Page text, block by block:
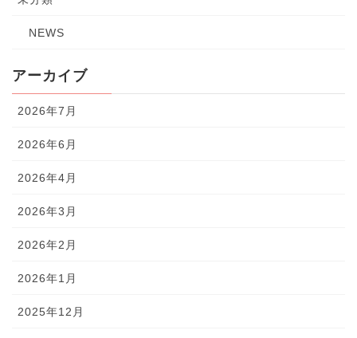
NEWS
アーカイブ
2026年7月
2026年6月
2026年4月
2026年3月
2026年2月
2026年1月
2025年12月